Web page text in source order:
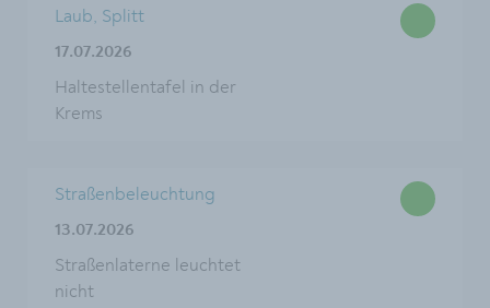
Laub, Splitt
17.07.2026
Haltestellentafel in der
Krems
Straßenbeleuchtung
13.07.2026
Straßenlaterne leuchtet
nicht